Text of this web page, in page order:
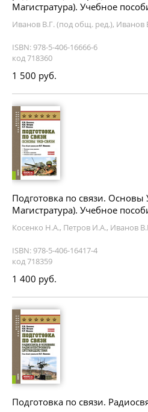
Магистратура). Учебное
Иванов В.Г. (под общ. ред.), Иванов
ISBN: 978-5-406-16666-6
код 718360
1 500 руб.
Подготовка по связи. Основы
Магистратура). Учебное
Косенко Н.А., Петров И.А., Иванов
ISBN: 978-5-406-16417-4
код 718359
1 400 руб.
Подготовка по связи.